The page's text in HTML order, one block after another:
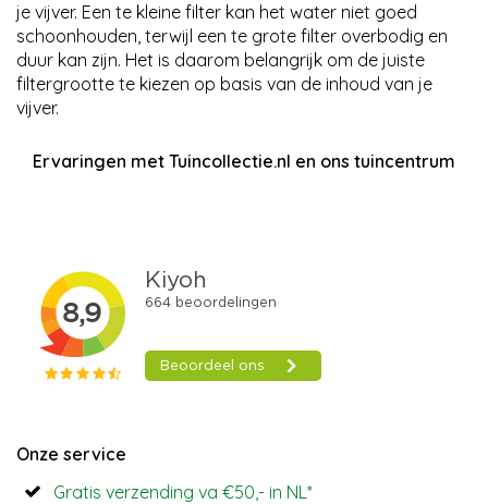
je vijver. Een te kleine filter kan het water niet goed
schoonhouden, terwijl een te grote filter overbodig en
duur kan zijn. Het is daarom belangrijk om de juiste
filtergrootte te kiezen op basis van de inhoud van je
vijver.
Ervaringen met Tuincollectie.nl en ons tuincentrum
Onze service
Gratis verzending va €50,- in NL*